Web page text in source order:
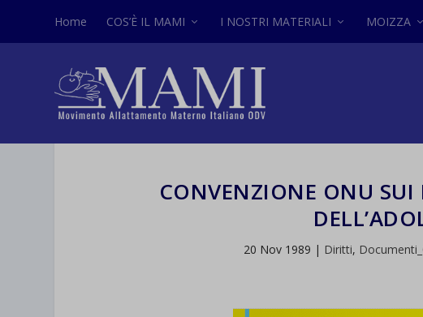
Home COS’È IL MAMI I NOSTRI MATERIALI MOIZZA
CONVENZIONE ONU SUI
20 Nov 1989 | Diritti,